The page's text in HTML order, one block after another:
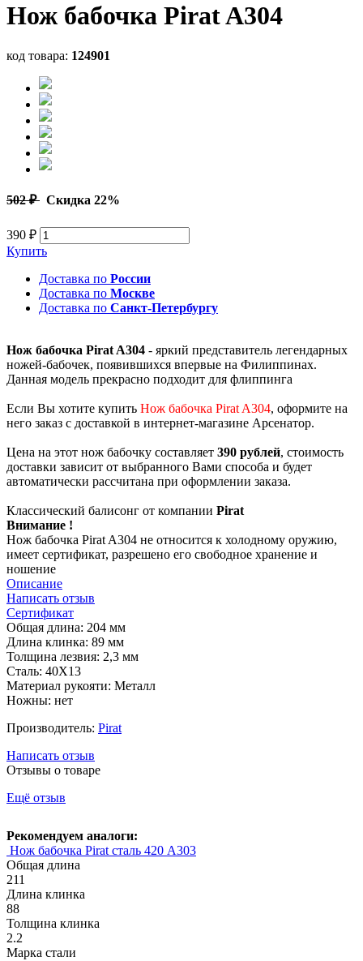
Нож бабочка Pirat A304
код товара: 124901
502 ₽ Скидка 22%
390 ₽
Купить
Доставка по России
Доставка по Москве
Доставка по Санкт-Петербургу
Нож бабочка Pirat A304 - яркий представитель легендарных
ножей-бабочек, появившихся впервые на Филиппинах.
Данная модель прекрасно подходит для флиппинга
Если Вы хотите купить Нож бабочка Pirat A304, оформите на
него заказ с доставкой в интернет-магазине Арсенатор.
Цена на этот нож бабочку составляет 390 рублей, стоимость
доставки зависит от выбранного Вами способа и будет
автоматически рассчитана при оформлении заказа.
Классический балисонг от компании Pirat
Внимание !
Нож бабочка Pirat A304 не относится к холодному оружию,
имеет сертификат, разрешено его свободное хранение и
ношение
Описание
Написать отзыв
Сертификат
Общая длина: 204 мм
Длина клинка: 89 мм
Толщина лезвия: 2,3 мм
Сталь: 40Х13
Материал рукояти: Металл
Ножны: нет
Производитель: Pirat
Написать отзыв
Отзывы о товаре
Ещё отзыв
Рекомендуем аналоги:
Нож бабочка Pirat сталь 420 A303
Общая длина
211
Длина клинка
88
Толщина клинка
2.2
Марка стали